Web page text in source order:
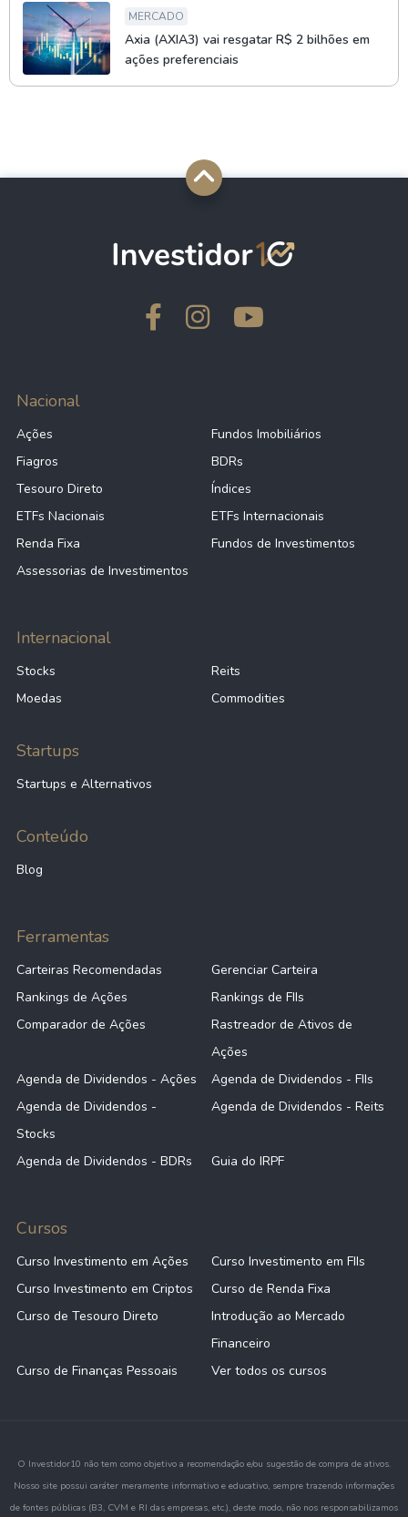
MERCADO
Axia (AXIA3) vai resgatar R$ 2 bilhões em
ações preferenciais
Nacional
Ações
Fundos Imobiliários
Fiagros
BDRs
Tesouro Direto
Índices
ETFs Nacionais
ETFs Internacionais
Renda Fixa
Fundos de Investimentos
Assessorias de Investimentos
Internacional
Stocks
Reits
Moedas
Commodities
Startups
Startups e Alternativos
Conteúdo
Blog
Ferramentas
Carteiras Recomendadas
Gerenciar Carteira
Rankings de Ações
Rankings de FIIs
Comparador de Ações
Rastreador de Ativos de
Ações
Agenda de Dividendos - Ações
Agenda de Dividendos - FIIs
Agenda de Dividendos -
Stocks
Agenda de Dividendos - Reits
Agenda de Dividendos - BDRs Guia do IRPF
Cursos
Curso Investimento em Ações
Curso Investimento em FIIs
Curso Investimento em Criptos
Curso de Renda Fixa
Curso de Tesouro Direto
Introdução ao Mercado
Financeiro
Curso de Finanças Pessoais
Ver todos os cursos
O Investidor10 não tem como objetivo a recomendação e/ou sugestão de compra de ativos.
Nosso site possui caráter meramente informativo e educativo, sempre trazendo informações
de fontes públicas (B3, CVM e RI das empresas, etc.), deste modo, não nos responsabilizamos